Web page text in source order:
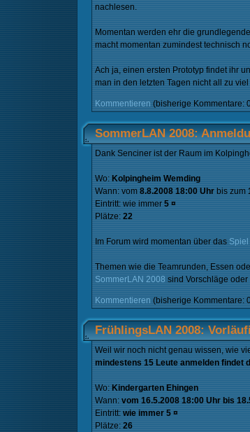
nachlesen.
Momentan werden ehr die
macht momentan zumindest technisch
Ach ja, einen ersten Prototyp findet ihr
man in den letzten Tagen nicht all zu
Kommentieren (bisherige Kommentare:
SommerLAN 2008:
Dank Senciner ist der Raum im
Wo: Kolpingheim Wemding
Wann: vom 8.8.2008 18:00 Uhr bis zum
Eintritt: wie immer 5 ¤
Plätze: 22
Im Forum wird momentan über das Spiel
Themen wie die Teamrunden, Essen
SommerLAN 2008 sind Vorschläge
Kommentieren (bisherige Kommentare:
FrühlingsLAN 2008:
Weil wir noch nicht genau wissen, wie
mindestens 15 Leute anmelden findet
Wo: Kindergarten Ehingen
Wann: vom 16.5.2008 18:00 Uhr bis
Eintritt: wie immer 5 ¤
Plätze: 26